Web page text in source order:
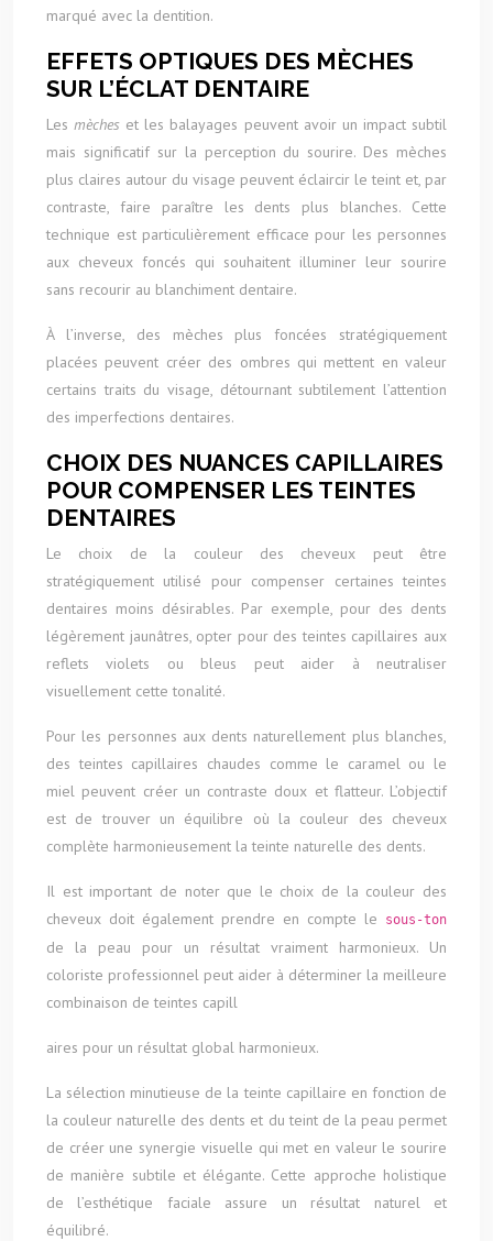
marqué avec la dentition.
EFFETS OPTIQUES DES MÈCHES
SUR L’ÉCLAT DENTAIRE
Lesmèches et les balayages peuvent avoir un impact subtil
mais significatif sur la perception du sourire. Des mèches
plus claires autour du visage peuvent éclaircir le teint et, par
contraste, faire paraître les dents plus blanches. Cette
technique est particulièrement efficace pour les personnes
aux cheveux foncés qui souhaitent illuminer leur sourire
sans recourir au blanchiment dentaire.
À l’inverse, des mèches plus foncées stratégiquement
placées peuvent créer des ombres qui mettent en valeur
certains traits du visage, détournant subtilement l’attention
des imperfections dentaires.
CHOIX DES NUANCES CAPILLAIRES
POUR COMPENSER LES TEINTES
DENTAIRES
Le choix de la couleur des cheveux peut être
stratégiquement utilisé pour compenser certaines teintes
dentaires moins désirables. Par exemple, pour des dents
légèrement jaunâtres, opter pour des teintes capillaires aux
reflets violets ou bleus peut aider à neutraliser
visuellement cette tonalité.
Pour les personnes aux dents naturellement plus blanches,
des teintes capillaires chaudes comme le caramel ou le
miel peuvent créer un contraste doux et flatteur. L’objectif
est de trouver un équilibre où la couleur des cheveux
complète harmonieusement la teinte naturelle des dents.
Il est important de noter que le choix de la couleur des
cheveux doit également prendre en compte le
sous-ton
de la peau pour un résultat vraiment harmonieux. Un
coloriste professionnel peut aider à déterminer la meilleure
combinaison de teintes capill
aires pour un résultat global harmonieux.
La sélection minutieuse de la teinte capillaire en fonction de
la couleur naturelle des dents et du teint de la peau permet
de créer une synergie visuelle qui met en valeur le sourire
de manière subtile et élégante. Cette approche holistique
de l’esthétique faciale assure un résultat naturel et
équilibré.